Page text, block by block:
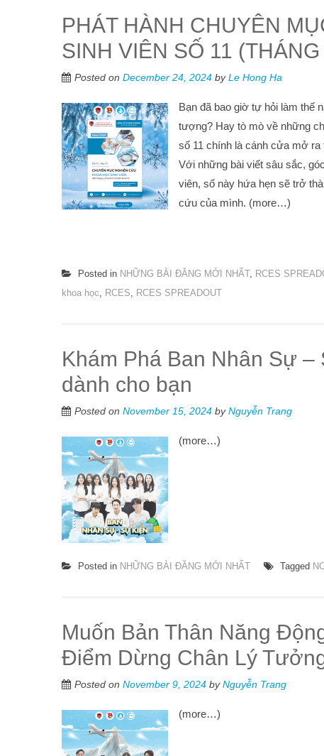
PHÁT HÀNH CHUYÊN
SINH VIÊN SỐ 11
Posted on December 24, 2024 byLe Hong Ha
Bạn đã bao giờ tự hỏi làm thế
tượng? Hay tò mò về những
số 11 chính là cánh cửa mở
Với những bài viết sâu sắc,
viên, số này hứa hẹn sẽ trở
cứu của mình. (more…)
Posted in NHỮNG BÀI ĐĂNG MỚI NHẤT, RCES
khoa học, RCES, RCES SPREADOUT
Khám Phá Ban Nhân Sự
dành cho bạn
Posted on November 15, 2024 byNguyễn Trang
(more…)
Posted in NHỮNG BÀI ĐĂNG MỚI NHẤT Tagged
Muốn Bản Thân Năng
Điểm Dừng Chân Lý
Posted on November 9, 2024 byNguyễn Trang
(more…)